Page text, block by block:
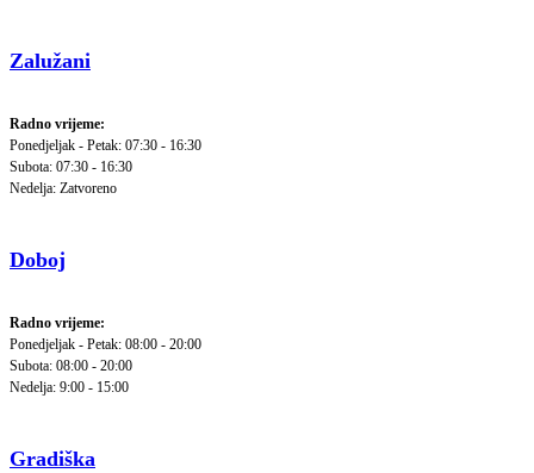
Zalužani
Radno vrijeme:
Ponedjeljak - Petak: 07:30 - 16:30
Subota: 07:30 - 16:30
Nedelja: Zatvoreno
Doboj
Radno vrijeme:
Ponedjeljak - Petak: 08:00 - 20:00
Subota: 08:00 - 20:00
Nedelja: 9:00 - 15:00
Gradiška